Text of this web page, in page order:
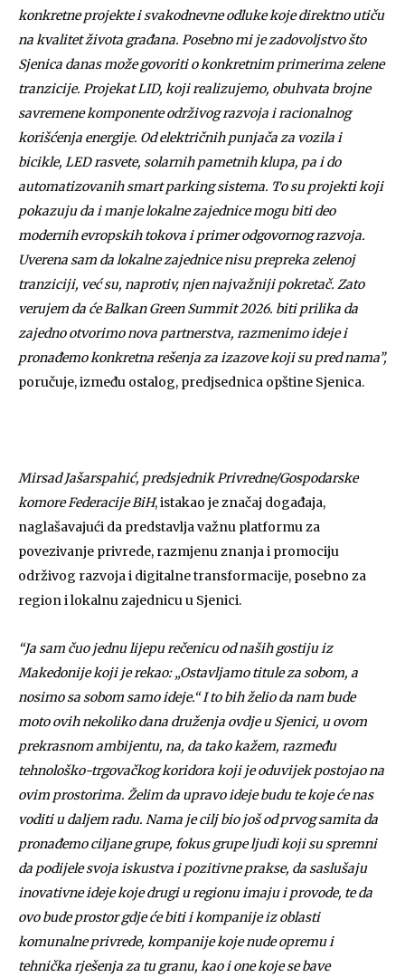
konkretne projekte i svakodnevne odluke koje direktno utiču
na kvalitet života građana. Posebno mi je zadovoljstvo što
Sjenica danas može govoriti o konkretnim primerima zelene
tranzicije. Projekat LID, koji realizujemo, obuhvata brojne
savremene komponente održivog razvoja i racionalnog
korišćenja energije. Od električnih punjača za vozila i
bicikle, LED rasvete, solarnih pametnih klupa, pa i do
automatizovanih smart parking sistema. To su projekti koji
pokazuju da i manje lokalne zajednice mogu biti deo
modernih evropskih tokova i primer odgovornog razvoja.
Uverena sam da lokalne zajednice nisu prepreka zelenoj
tranziciji, već su, naprotiv, njen najvažniji pokretač. Zato
verujem da će Balkan Green Summit 2026. biti prilika da
zajedno otvorimo nova partnerstva, razmenimo ideje i
pronađemo konkretna rešenja za izazove koji su pred nama”,
poručuje, između ostalog, predjsednica opštine Sjenica.
Mirsad Jašarspahić, predsjednik Privredne/Gospodarske
komore Federacije BiH, istakao je značaj događaja,
naglašavajući da predstavlja važnu platformu za
povezivanje privrede, razmjenu znanja i promociju
održivog razvoja i digitalne transformacije, posebno za
region i lokalnu zajednicu u Sjenici.
“Ja sam čuo jednu lijepu rečenicu od naših gostiju iz
Makedonije koji je rekao: „Ostavljamo titule za sobom, a
nosimo sa sobom samo ideje.“ I to bih želio da nam bude
moto ovih nekoliko dana druženja ovdje u Sjenici, u ovom
prekrasnom ambijentu, na, da tako kažem, razmeđu
tehnološko-trgovačkog koridora koji je oduvijek postojao na
ovim prostorima. Želim da upravo ideje budu te koje će nas
voditi u daljem radu. Nama je cilj bio još od prvog samita da
pronađemo ciljane grupe, fokus grupe ljudi koji su spremni
da podijele svoja iskustva i pozitivne prakse, da saslušaju
inovativne ideje koje drugi u regionu imaju i provode, te da
ovo bude prostor gdje će biti i kompanije iz oblasti
komunalne privrede, kompanije koje nude opremu i
tehnička rješenja za tu granu, kao i one koje se bave